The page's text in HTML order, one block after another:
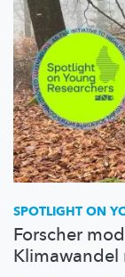
SPOTLIGHT ON
Forscher
Klimawandel